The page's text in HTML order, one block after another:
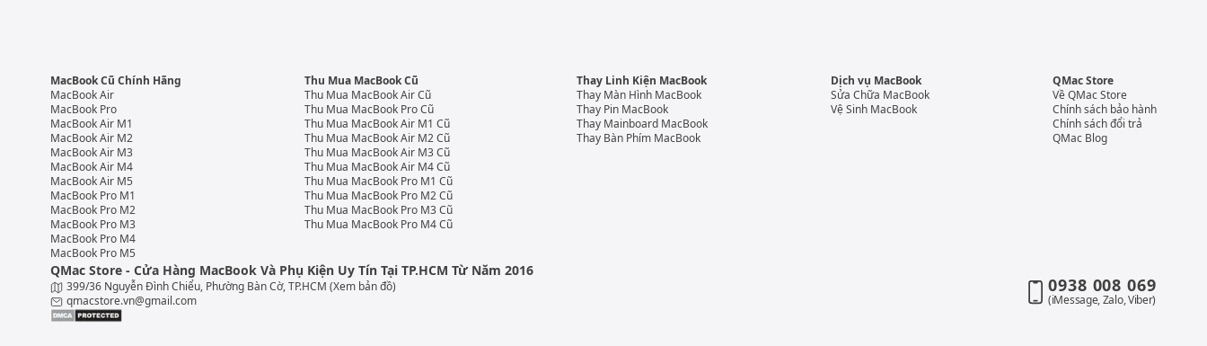
MacBook Cũ Chính Hãng
MacBook Air
MacBook Pro
MacBook Air M1
MacBook Air M2
MacBook Air M3
MacBook Air M4
MacBook Air M5
MacBook Pro M1
MacBook Pro M2
MacBook Pro M3
MacBook Pro M4
MacBook Pro M5
Thu Mua MacBook Cũ
Thu Mua MacBook Air Cũ
Thu Mua MacBook Pro Cũ
Thu Mua MacBook Air M1 Cũ
Thu Mua MacBook Air M2 Cũ
Thu Mua MacBook Air M3 Cũ
Thu Mua MacBook Air M4 Cũ
Thu Mua MacBook Pro M1 Cũ
Thu Mua MacBook Pro M2 Cũ
Thu Mua MacBook Pro M3 Cũ
Thu Mua MacBook Pro M4 Cũ
Thay Linh Kiện MacBook
Thay Màn Hình MacBook
Thay Pin MacBook
Thay Mainboard MacBook
Thay Bàn Phím MacBook
Dịch vụ MacBook
Sửa Chữa MacBook
Vệ Sinh MacBook
QMac Store
Về QMac Store
Chính sách bảo hành
Chính sách đổi trả
QMac Blog
QMac Store - Cửa Hàng MacBook Và Phụ Kiện Uy Tín Tại TP.HCM Từ Năm 2016
399/36 Nguyễn Đình Chiểu, Phường Bàn Cờ, TP.HCM (Xem bản đồ)
qmacstore.vn@gmail.com
0938 008 069
(iMessage, Zalo, Viber)